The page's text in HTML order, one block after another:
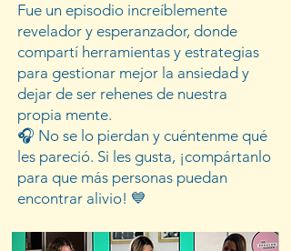
Fue un episodio increíblemente
revelador y esperanzador, donde
compartí herramientas y estrategias
para gestionar mejor la ansiedad y
dejar de ser rehenes de nuestra
propia mente.
🎧 No se lo pierdan y cuéntenme qué
les pareció. Si les gusta, ¡compártanlo
para que más personas puedan
encontrar alivio! 💙